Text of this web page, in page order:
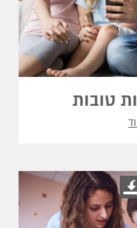
טובות